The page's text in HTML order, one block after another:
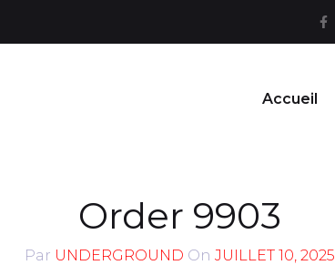
Accueil
Order 9903
Par UNDERGROUND On JUILLET 10, 2025